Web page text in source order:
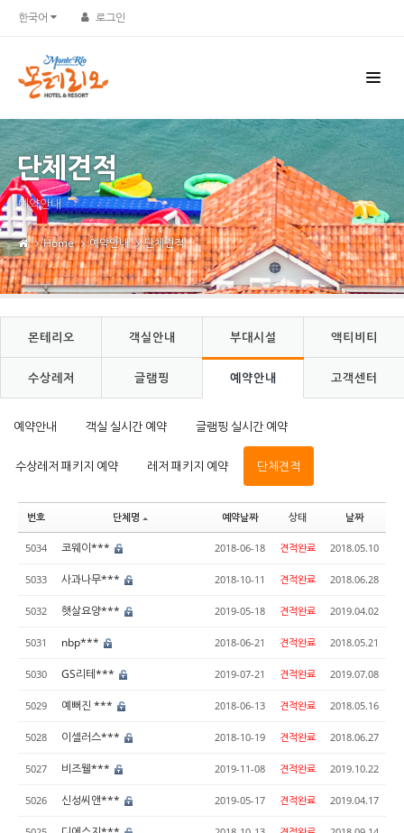
한국어 로그인
단체견적
예약안내
Home 예약안내 단체견적
몬테리오 객실안내 부대시설 액티비티
수상레저 글램핑 예약안내 고객센터
예약안내 객실 실시간 예약 글램핑 실시간 예약
수상레저 패키지 예약 레저 패키지 예약 단체견적
번호 단체명 예약날짜 상태 날짜
5034 코웨이*** 2018-06-18 견적완료 2018.05.10
5033 사과나무*** 2018-10-11 견적완료 2018.06.28
5032 햇살요양*** 2019-05-18 견적완료 2019.04.02
5031 nbp*** 2018-06-21 견적완료 2018.05.21
5030 GS리테*** 2019-07-21 견적완료 2019.07.08
5029 예뻐진 *** 2018-06-13 견적완료 2018.05.16
5028 이셀러스*** 2018-10-19 견적완료 2018.06.27
5027 비즈웰*** 2019-11-08 견적완료 2019.10.22
5026 신성씨앤*** 2019-05-17 견적완료 2019.04.17
Sketchbook5, 스케치북5